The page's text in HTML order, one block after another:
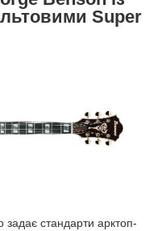
Super
стандарти арктоп-